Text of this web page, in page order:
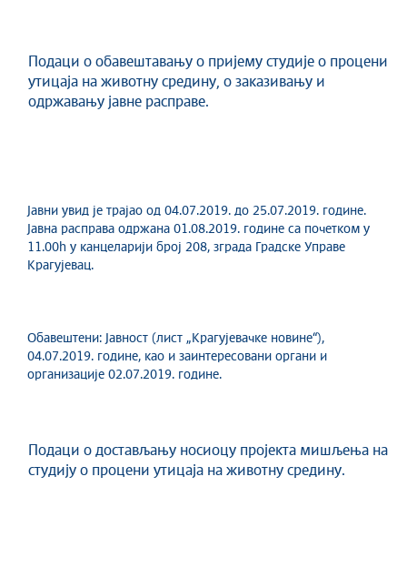
Подаци о обавештавању о пријему студије о процени
утицаја на животну средину, о заказивању и
одржавању јавне расправе.
Јавни увид је трајао од 04.07.2019. до 25.07.2019. године.
Јавна расправа одржана 01.08.2019. године са почетком у
11.00h у канцеларији број 208, зграда Градске Управе
Крагујевац.
Обавештени: Јавност (лист „Крагујевачке новине“),
04.07.2019. године, као и заинтересовани органи и
организације 02.07.2019. године.
Подаци о достављању носиоцу пројекта мишљења на
студију о процени утицаја на животну средину.